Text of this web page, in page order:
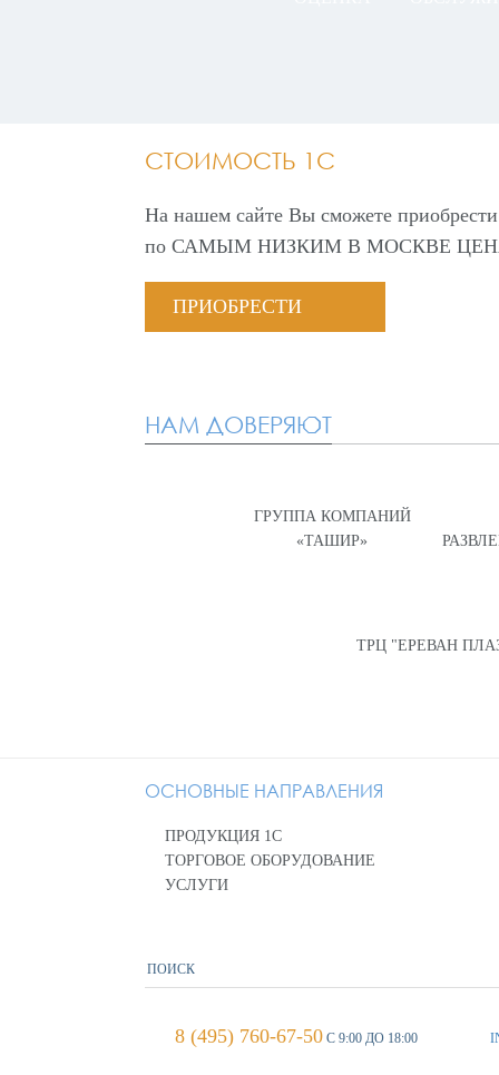
СТОИМОСТЬ 1С
На нашем сайте Вы сможете
по САМЫМ НИЗКИМ В МОСКВЕ
ПРИОБРЕСТИ
НАМ ДОВЕРЯЮТ
ГРУППА КОМПАНИЙ
«ТАШИР»
ТРЦ "ЕРЕВАН
ОСНОВНЫЕ НАПРАВЛЕНИЯ
ПРОДУКЦИЯ 1С
ТОРГОВОЕ ОБОРУДОВАНИЕ
УСЛУГИ
8 (495) 760-67-50 С 9:00 ДО 18:00